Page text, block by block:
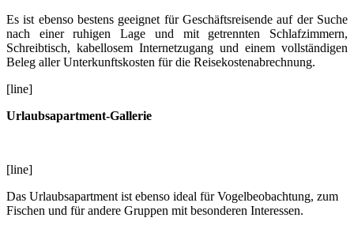
Es ist ebenso bestens geeignet für Geschäftsreisende auf der Suche
nach einer ruhigen Lage und mit getrennten Schlafzimmern,
Schreibtisch, kabellosem Internetzugang und einem vollständigen
Beleg aller Unterkunftskosten für die Reisekostenabrechnung.
[line]
Urlaubsapartment-Gallerie
[line]
Das Urlaubsapartment ist ebenso ideal für Vogelbeobachtung, zum
Fischen und für andere Gruppen mit besonderen Interessen.